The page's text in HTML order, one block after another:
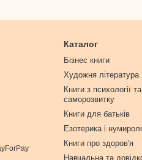
Каталог
Бізнес книги
Художня література
Книги з психології та
саморозвитку
Книги для батьків
Езотерика і
Книги про здоров'я
Навчальна та